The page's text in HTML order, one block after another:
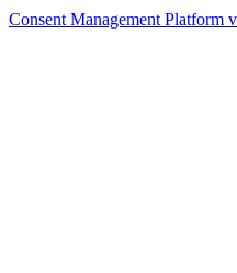
Consent Management Platform